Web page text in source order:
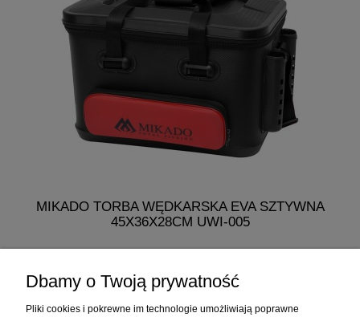
MIKADO TORBA WĘDKARSKA EVA SZTYWNA
45X36X28CM UWI-005
Dbamy o Twoją prywatność
Pliki cookies i pokrewne im technologie umożliwiają poprawne